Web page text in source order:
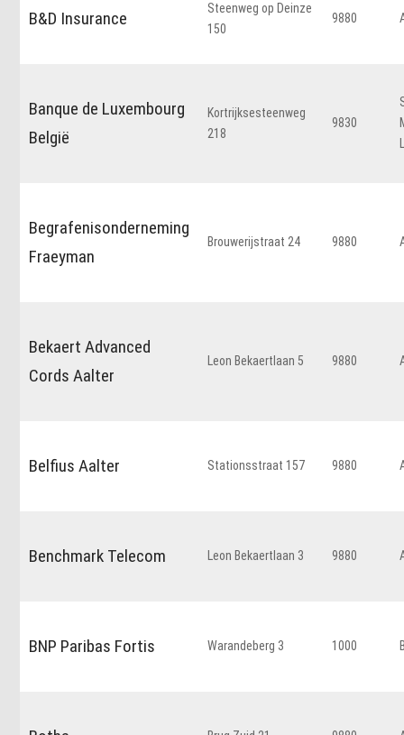
B&D Insurance
Steenweg op Deinze
150
9880
Banque de Luxembourg
België
Kortrijksesteenweg
218
9830
Begrafenisonderneming
Fraeyman
Brouwerijstraat 24 9880
Bekaert Advanced
Cords Aalter
Leon Bekaertlaan 5 9880
Belfius Aalter Stationsstraat 157 9880
Benchmark Telecom Leon Bekaertlaan 3 9880
BNP Paribas Fortis Warandeberg 3 1000